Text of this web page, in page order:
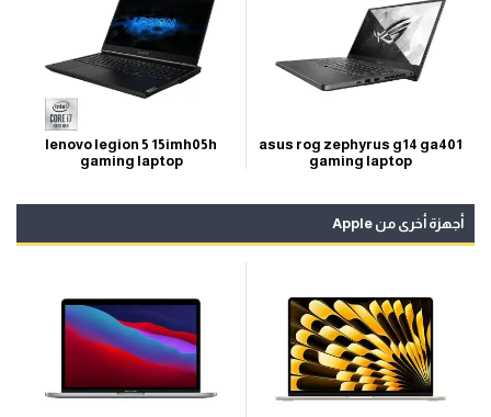
asus rog zephyrus g14 ga401
gaming laptop
lenovo legion 5 15imh05h
gaming laptop
أجهزة أخرى من Apple